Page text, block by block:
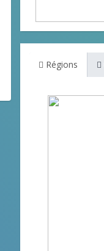
Régions